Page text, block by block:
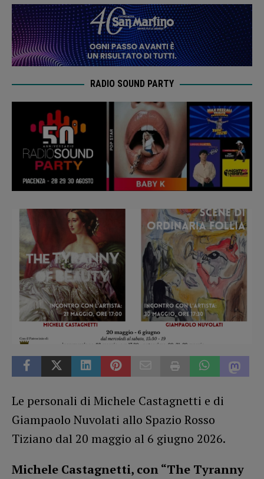
RADIO SOUND PARTY
Le personali di Michele Castagnetti e di
Giampaolo Nuvolati allo Spazio Rosso
Tiziano dal 20 maggio al 6 giugno 2026.
Michele Castagnetti, con “The Tyranny